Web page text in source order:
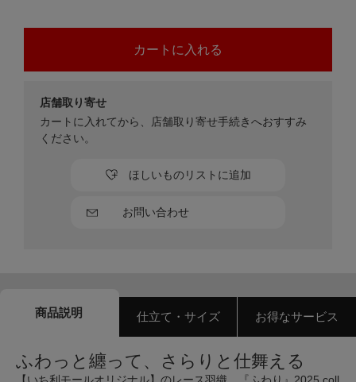
お問い合わせ
ほしいものリストに追加
店舗取り寄せ
カートに入れてから、店舗取り寄せ手続きへおすすみ
ください。
商品説明 仕立て・サイズ お得なサービス
ふわっと纏って、さらりと仕舞える